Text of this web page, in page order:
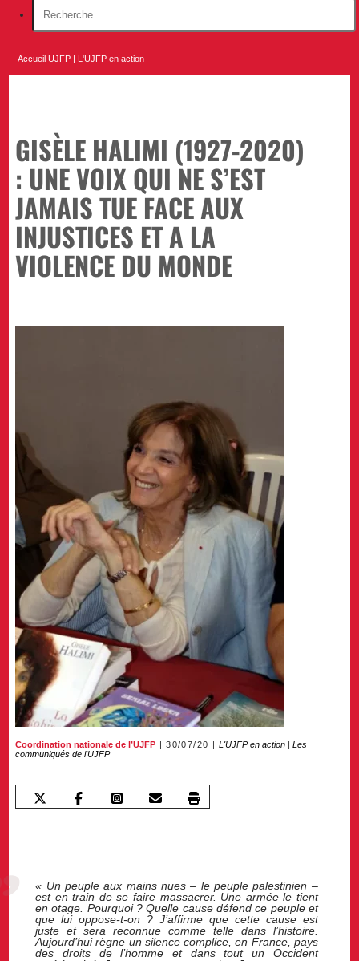
Accueil UJFP L'UJFP en action
GISÈLE HALIMI (1927-2020)
: UNE VOIX QUI NE S’EST
JAMAIS TUE FACE AUX
INJUSTICES ET A LA
VIOLENCE DU MONDE
Coordination nationale de l’UJFP 30/07/20 L'UJFP en action |Les
communiqués de l'UJFP
« Un peuple aux mains nues – le peuple palestinien –
est en train de se faire massacrer. Une armée le tient
en otage. Pourquoi ? Quelle cause défend ce peuple et
que lui oppose-t-on ? J’affirme que cette cause est
juste et sera reconnue comme telle dans l’histoire.
Aujourd’hui règne un silence complice, en France, pays
des droits de l’homme et dans tout un Occident